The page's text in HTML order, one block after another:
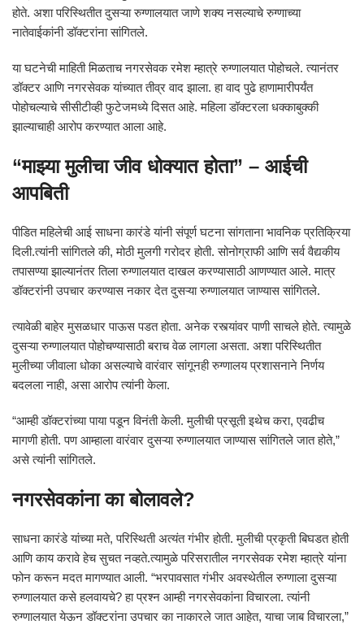
होते. अशा परिस्थितीत दुसऱ्या रुग्णालयात जाणे शक्य नसल्याचे रुग्णाच्या
नातेवाईकांनी डॉक्टरांना सांगितले.
या घटनेची माहिती मिळताच नगरसेवक रमेश म्हात्रे रुग्णालयात पोहोचले. त्यानंतर
डॉक्टर आणि नगरसेवक यांच्यात तीव्र वाद झाला. हा वाद पुढे हाणामारीपर्यंत
पोहोचल्याचे सीसीटीव्ही फुटेजमध्ये दिसत आहे. महिला डॉक्टरला धक्काबुक्की
झाल्याचाही आरोप करण्यात आला आहे.
“माझ्या मुलीचा जीव धोक्यात होता” – आईची
आपबिती
पीडित महिलेची आई साधना कारंडे यांनी संपूर्ण घटना सांगताना भावनिक प्रतिक्रिया
दिली.त्यांनी सांगितले की, मोठी मुलगी गरोदर होती. सोनोग्राफी आणि सर्व वैद्यकीय
तपासण्या झाल्यानंतर तिला रुग्णालयात दाखल करण्यासाठी आणण्यात आले. मात्र
डॉक्टरांनी उपचार करण्यास नकार देत दुसऱ्या रुग्णालयात जाण्यास सांगितले.
त्यावेळी बाहेर मुसळधार पाऊस पडत होता. अनेक रस्त्यांवर पाणी साचले होते. त्यामुळे
दुसऱ्या रुग्णालयात पोहोचण्यासाठी बराच वेळ लागला असता. अशा परिस्थितीत
मुलीच्या जीवाला धोका असल्याचे वारंवार सांगूनही रुग्णालय प्रशासनाने निर्णय
बदलला नाही, असा आरोप त्यांनी केला.
“आम्ही डॉक्टरांच्या पाया पडून विनंती केली. मुलीची प्रसूती इथेच करा, एवढीच
मागणी होती. पण आम्हाला वारंवार दुसऱ्या रुग्णालयात जाण्यास सांगितले जात होते,”
असे त्यांनी सांगितले.
नगरसेवकांना का बोलावले?
साधना कारंडे यांच्या मते, परिस्थिती अत्यंत गंभीर होती. मुलीची प्रकृती बिघडत होती
आणि काय करावे हेच सुचत नव्हते.त्यामुळे परिसरातील नगरसेवक रमेश म्हात्रे यांना
फोन करून मदत मागण्यात आली. “भरपावसात गंभीर अवस्थेतील रुग्णाला दुसऱ्या
रुग्णालयात कसे हलवायचे? हा प्रश्न आम्ही नगरसेवकांना विचारला. त्यांनी
रुग्णालयात येऊन डॉक्टरांना उपचार का नाकारले जात आहेत, याचा जाब विचारला,”